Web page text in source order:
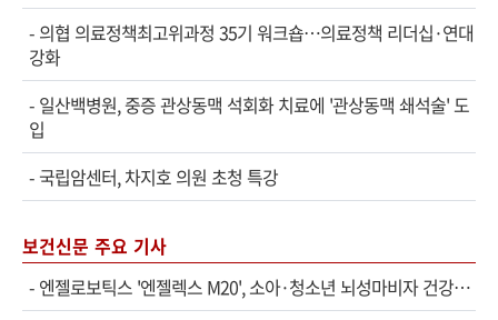
- 의협 의료정책최고위과정 35기 워크숍…의료정책 리더십·연대
강화
- 일산백병원, 중증 관상동맥 석회화 치료에 '관상동맥 쇄석술' 도
입
-국립암센터, 차지호 의원 초청 특강
보건신문 주요 기사
- 엔젤로보틱스 '엔젤렉스 M20', 소아·청소년 뇌성마비자 건강보험 확대 적용